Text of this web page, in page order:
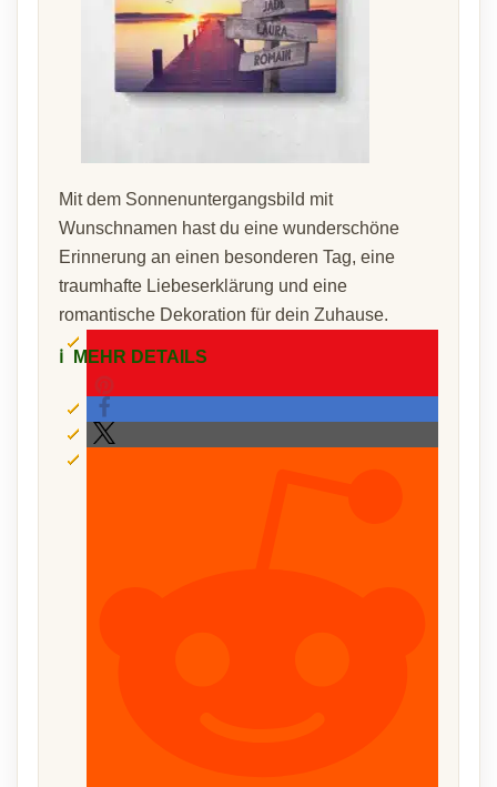
Mit dem Sonnenuntergangsbild mit
Wunschnamen hast du eine wunderschöne
Erinnerung an einen besonderen Tag, eine
traumhafte Liebeserklärung und eine
romantische Dekoration für dein Zuhause.
ℹ️ MEHR DETAILS